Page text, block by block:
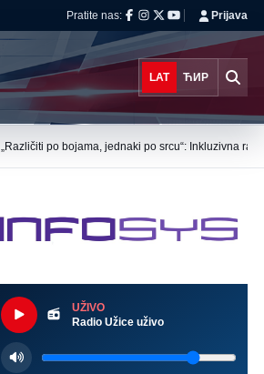
Pratite nas: Prijava
LAT ЋИР
„Različiti po bojama, jednaki po srcu“: Inkluzivna
UŽIVO
Radio Užice uživo